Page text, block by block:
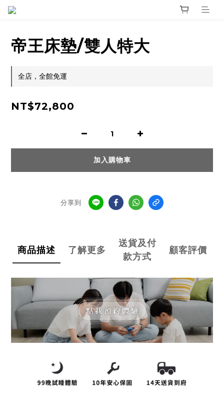
帝王床墊/雙人特大
全店，全館免運
NT$72,800
加入購物車
分享到
商品描述 了解更多
送貨及付
款方式
顧客評價